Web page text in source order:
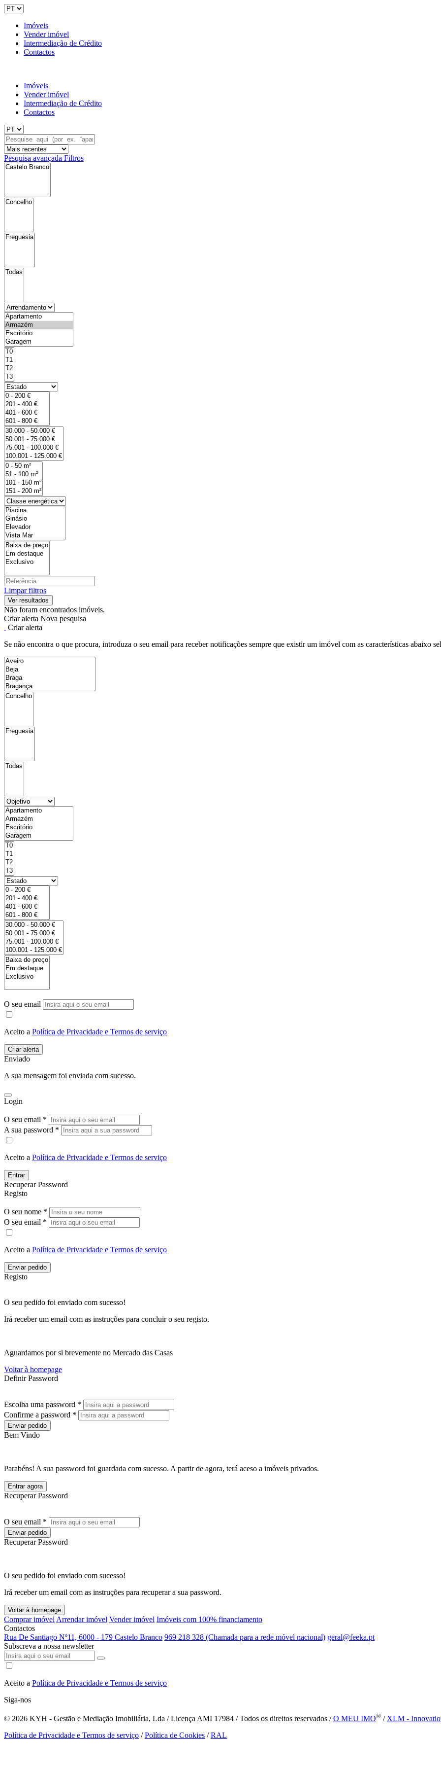
Imóveis
Vender imóvel
Intermediação de Crédito
Contactos
Imóveis
Vender imóvel
Intermediação de Crédito
Contactos
Pesquisa avançada Filtros
Limpar filtros
Não foram encontrados imóveis.
Criar alerta Nova pesquisa
Criar alerta
Se não encontra o que procura, introduza o seu email para receber notificações sempre que existir um imóvel com as características abaixo
O seu email
Aceito a Política de Privacidade e Termos de serviço
Enviado
A sua mensagem foi enviada com sucesso.
Login
O seu email *
A sua password *
Aceito a Política de Privacidade e Termos de serviço
Entrar
Recuperar Password
Registo
O seu nome *
O seu email *
Aceito a Política de Privacidade e Termos de serviço
Enviar pedido
Registo
O seu pedido foi enviado com sucesso!
Irá receber um email com as instruções para concluir o seu registo.
Aguardamos por si brevemente no Mercado das Casas
Voltar à homepage
Definir Password
Escolha uma password *
Confirme a password *
Enviar pedido
Bem Vindo
Parabéns! A sua password foi guardada com sucesso. A partir de agora, terá aceso a imóveis privados.
Entrar agora
Recuperar Password
O seu email *
Enviar pedido
Recuperar Password
O seu pedido foi enviado com sucesso!
Irá receber um email com as instruções para recuperar a sua password.
Voltar à homepage
Comprar imóvel Arrendar imóvel Vender imóvel Imóveis com 100% financiamento
Contactos
Rua De Santiago Nº11, 6000 - 179 Castelo Branco 969 218 328 (Chamada para a rede móvel nacional) geral@feeka.pt
Subscreva a nossa newsletter
Aceito a Política de Privacidade e Termos de serviço
Siga-nos
© 2026 KYH - Gestão e Mediação Imobiliária, Lda / Licença AMI 17984 / Todos os direitos reservados /O MEU IMO® / XLM -
Política de Privacidade e Termos de serviço /Política de Cookies /RAL